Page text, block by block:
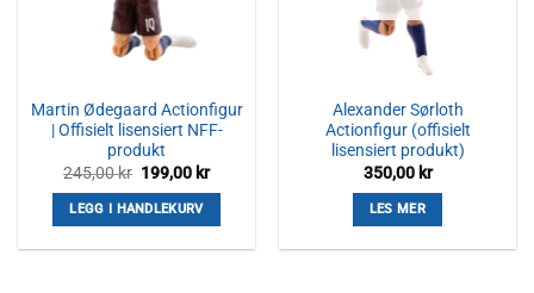
Martin Ødegaard Actionfigur
| Offisielt lisensiert NFF-
produkt
245,00kr Opprinnelig
var:
245,00 kr.
199,00 krNåværende
LEGG I HANDLEKURV
Alexander Sørloth
Actionfigur (offisielt
lisensiert produkt)
350,00 kr
LES MER